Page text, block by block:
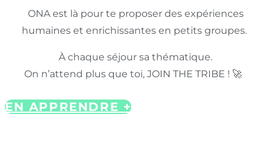
ONA est là pour te proposer des expériences
humaines et enrichissantes en petits groupes.
À chaque séjour sa thématique.
On n’attend plus que toi, JOIN THE TRIBE ! 🚀
EN APPRENDRE +